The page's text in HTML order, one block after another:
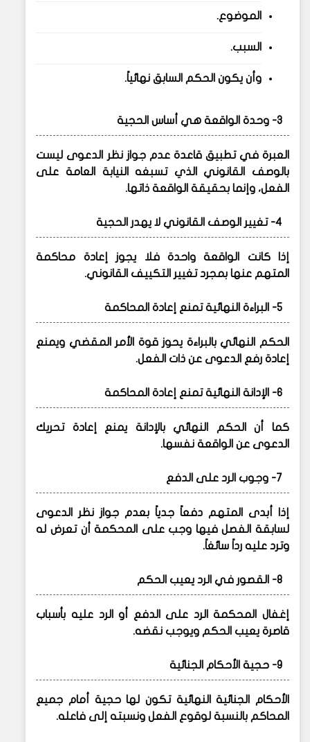
الموضوع.
السبب.
وأن يكون الحكم السابق نهائياً.
3- وحدة الواقعة هي أساس الحجية
العبرة في تطبيق قاعدة عدم جواز نظر الدعوى ليست
بالوصف القانوني الذي تسبغه النيابة العامة على
الفعل، وإنما بحقيقة الواقعة ذاتها.
4- تغيير الوصف القانوني لا يهدر الحجية
إذا كانت الواقعة واحدة فلا يجوز إعادة محاكمة
المتهم عنها بمجرد تغيير التكييف القانوني.
5- البراءة النهائية تمنع إعادة المحاكمة
الحكم النهائي بالبراءة يحوز قوة الأمر المقضي ويمنع
إعادة رفع الدعوى عن ذات الفعل.
6- الإدانة النهائية تمنع إعادة المحاكمة
كما أن الحكم النهائي بالإدانة يمنع إعادة تحريك
الدعوى عن الواقعة نفسها.
7- وجوب الرد على الدفع
إذا أبدى المتهم دفعاً جدياً بعدم جواز نظر الدعوى
لسابقة الفصل فيها وجب على المحكمة أن تعرض له
وترد عليه رداً سائغاً.
8- القصور في الرد يعيب الحكم
إغفال المحكمة الرد على الدفع أو الرد عليه بأسباب
قاصرة يعيب الحكم ويوجب نقضه.
9- حجية الأحكام الجنائية
الأحكام الجنائية النهائية تكون لها حجية أمام جميع
المحاكم بالنسبة لوقوع الفعل ونسبته إلى فاعله.